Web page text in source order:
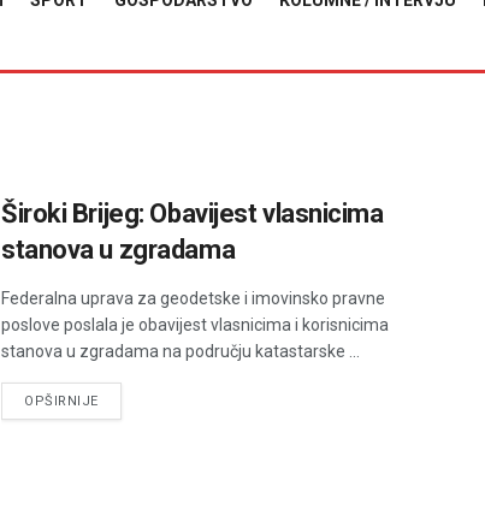
Široki Brijeg: Obavijest vlasnicima
stanova u zgradama
Federalna uprava za geodetske i imovinsko pravne
poslove poslala je obavijest vlasnicima i korisnicima
stanova u zgradama na području katastarske ...
OPŠIRNIJEDETAILS